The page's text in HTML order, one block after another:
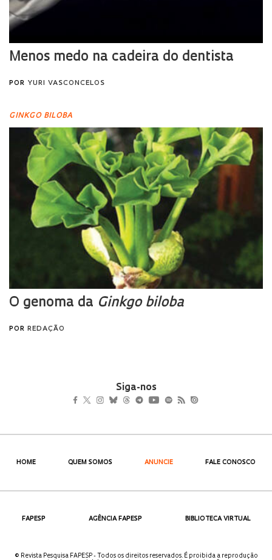
Siga-nos
HOME QUEM SOMOS ANUNCIE FALE CONOSCO
FAPESP AGÊNCIA FAPESP BIBLIOTECA VIRTUAL
© Revista Pesquisa FAPESP - Todos os direitos reservados. É proibida a reprodução